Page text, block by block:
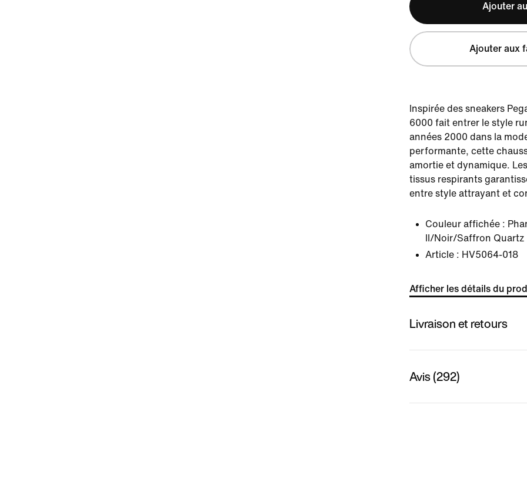
Ajouter
Ajouter aux
Inspirée des sneakers
6000 fait entrer le style
années 2000 dans la
performante, cette
amortie et dynamique.
tissus respirants
entre style attrayant et
Couleur affichée :
II/Noir/Saffron Quartz
Article : HV5064-018
Afficher les détails du
Livraison et retours
Avis (292)